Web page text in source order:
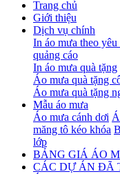
Trang chủ
Giới thiệu
Dịch vụ chính
In áo mưa theo yêu
quảng cáo
In áo mưa quà tặng
Áo mưa quà tặng
Áo mưa quà tặng
Mẫu áo mưa
Áo mưa cánh dơi
măng tô kéo khóa
lớp
BẢNG GIÁ ÁO
CÁC DỰ ÁN ĐÃ